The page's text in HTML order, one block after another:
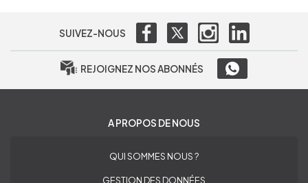
SUIVEZ-NOUS
REJOIGNEZ NOS ABONNÉS
A PROPOS DE NOUS
QUI SOMMES NOUS ?
GESTION DES DONNÉES